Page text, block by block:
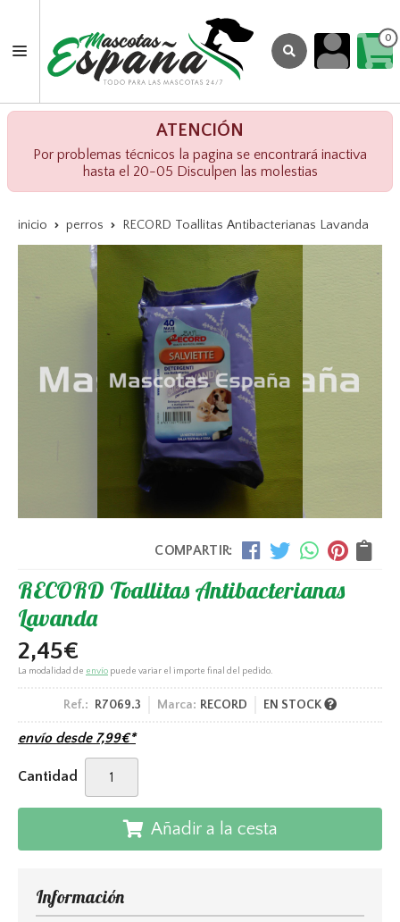
0
ATENCIÓN
Por problemas técnicos la pagina se encontrará inactiva
hasta el 20-05 Disculpen las molestias
inicio perros RECORD Toallitas Antibacterianas Lavanda
COMPARTIR:
RECORD Toallitas Antibacterianas
Lavanda
2,45€
La modalidad de envío puede variar el importe final del pedido.
Ref.: R7069.3 Marca: RECORD EN STOCK
envío desde 7,99€*
Cantidad
Añadir a la cesta
Información